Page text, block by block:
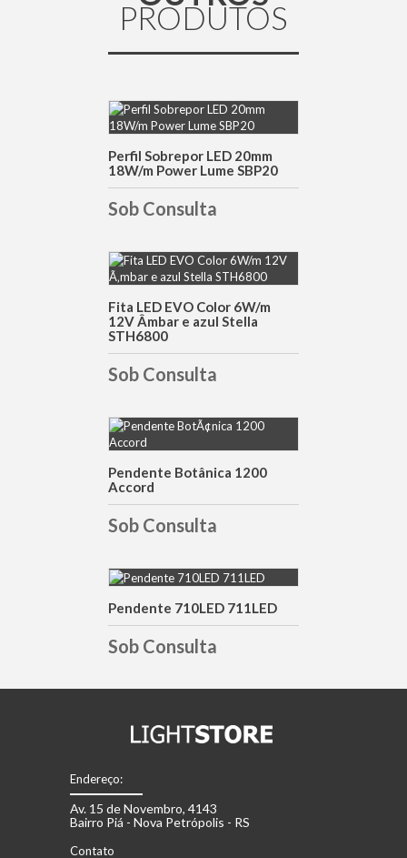
PRODUTOS
DETALHES
Perfil Sobrepor LED 20mm
18W/m Power Lume SBP20
Sob Consulta
DETALHES
Fita LED EVO Color 6W/m
12V Âmbar e azul Stella
STH6800
Sob Consulta
DETALHES
Pendente Botânica 1200
Accord
Sob Consulta
DETALHES
Pendente 710LED 711LED
Sob Consulta
Endereço:
Av. 15 de Novembro, 4143
Bairro Piá - Nova Petrópolis - RS
Contato